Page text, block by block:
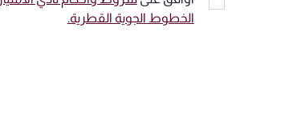
الخطوط الجوية القطرية.